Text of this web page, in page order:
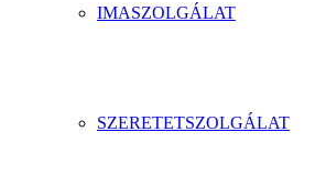
IMASZOLGÁLAT
SZERETETSZOLGÁLAT